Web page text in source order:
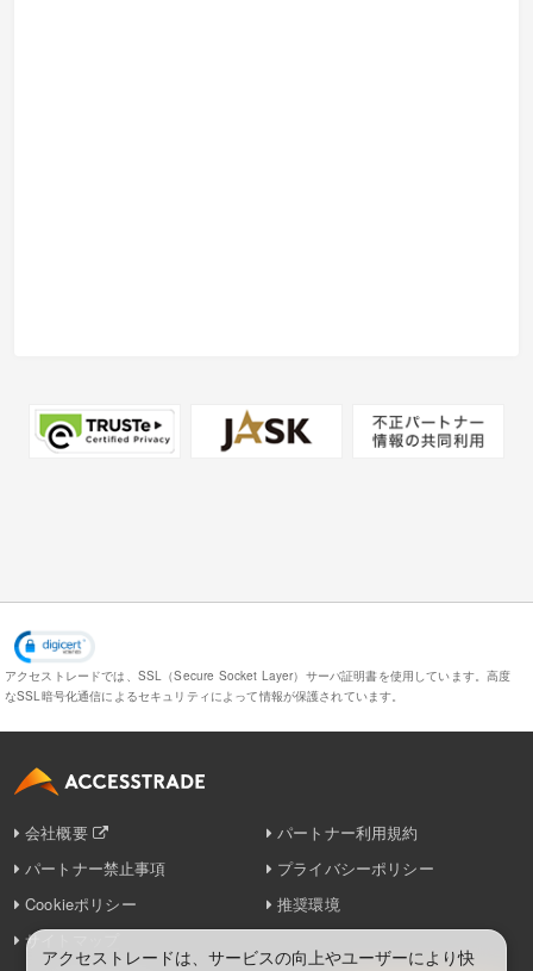
アクセストレードでは、SSL（Secure Socket Layer）サーバ証明書を使用しています。高度
なSSL暗号化通信によるセキュリティによって情報が保護されています。
会社概要
パートナー利用規約
パートナー禁止事項
プライバシーポリシー
Cookieポリシー
推奨環境
サイトマップ
アクセストレードは、サービスの向上やユーザーにより快